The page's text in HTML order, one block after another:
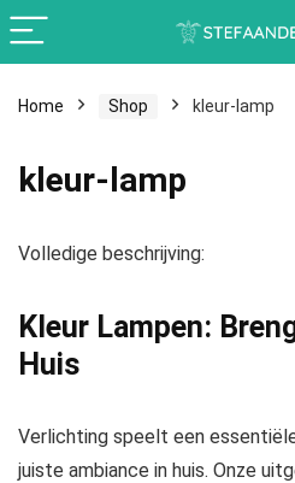
Home Shop kleur-lamp
kleur-lamp
Volledige beschrijving:
Kleur Lampen:
Huis
Verlichting speelt een
juiste ambiance in huis. Onze